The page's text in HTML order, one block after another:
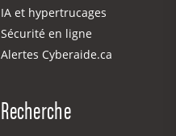
IA et hypertrucages
Sécurité en ligne
Alertes Cyberaide.ca
Recherche